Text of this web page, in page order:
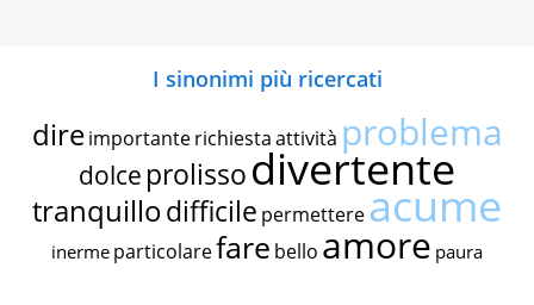
I sinonimi più ricercati
dire importante richiestaattività problema
dolce prolissodivertente
tranquillodifficile permettereacume
inerme particolarefare bello amore paura